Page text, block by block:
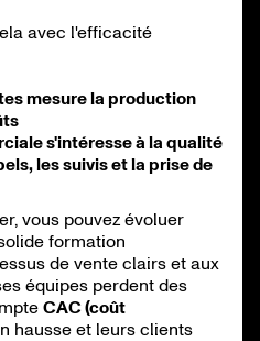
avec l'efficacité
mesure la production
s'intéresse à la qualité
les suivis et la prise de
vous pouvez évoluer
formation
de vente clairs et aux
équipes perdent des
CAC (coût
hausse et leurs clients